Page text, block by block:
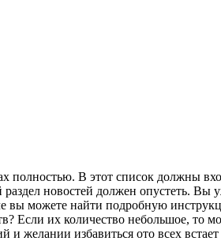
полностью. В этот список должны
новостей должен опустеть. Вы
можете найти подробную
Если их количество небольшое, то
желании избавиться ото всех